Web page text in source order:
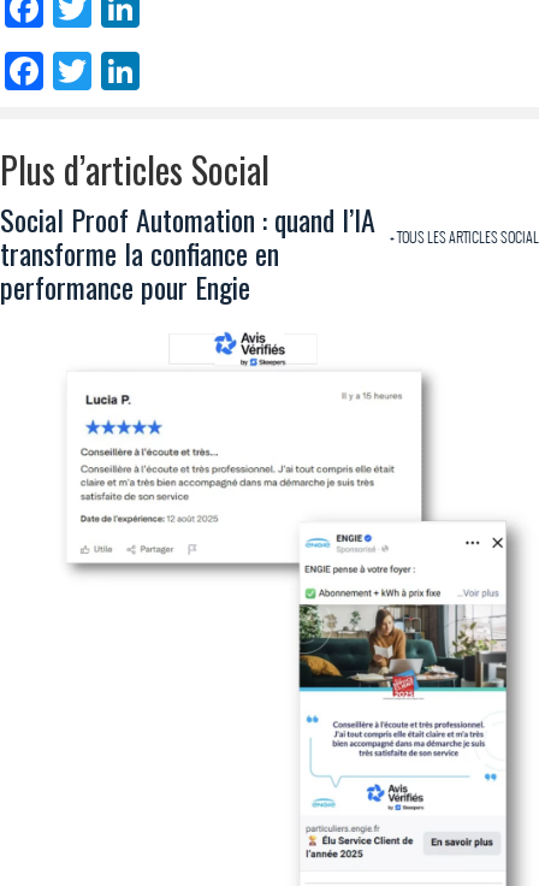
Facebook
Twitter
Plus d’articles Social
+ TOUS LES ARTICLES SOCIAL
Social Proof Automation : quand l’IA
transforme la confiance en
performance pour Engie